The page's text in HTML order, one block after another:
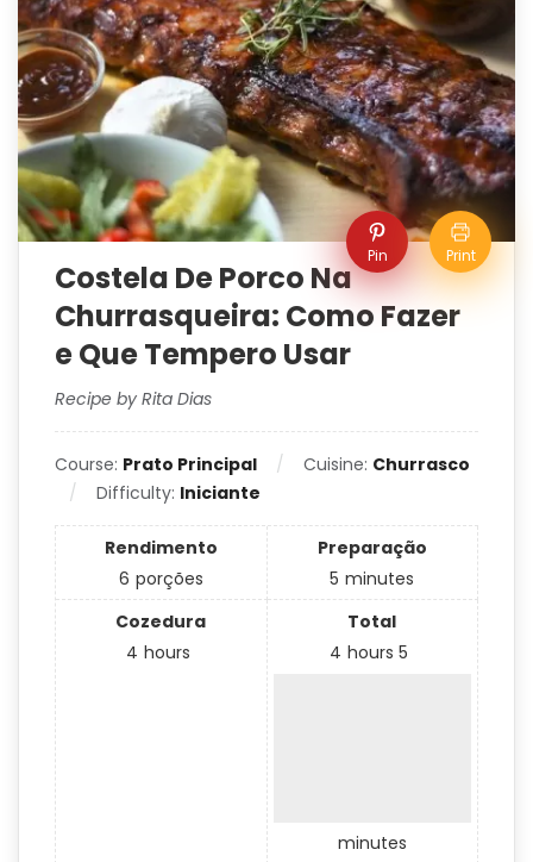
Pin Print
Costela De Porco Na
Churrasqueira: Como Fazer
e Que Tempero Usar
Recipe by Rita Dias
Course: Prato Principal Cuisine: Churrasco
Difficulty: Iniciante
Rendimento
6 porções
Preparação
5 minutes
Cozedura
4 hours
Total
4 hours5
minutes